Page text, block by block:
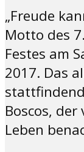
„Freude
Motto des
Festes am
2017. Das
Boscos,
Leben